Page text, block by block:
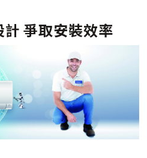
爭取安裝效率